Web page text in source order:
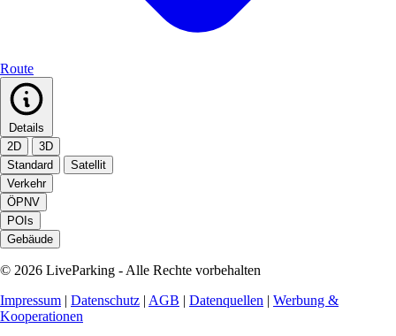
Route
Details
2D
3D
Standard
Satellit
Verkehr
ÖPNV
POIs
Gebäude
© 2026 LiveParking - Alle Rechte vorbehalten
Impressum | Datenschutz | AGB | Datenquellen | Werbung &
Kooperationen